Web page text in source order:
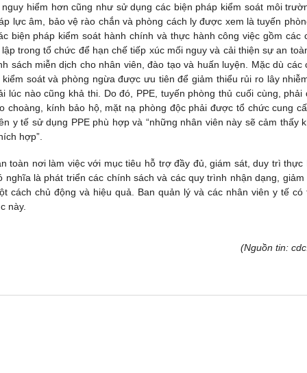
hiểm hơn cũng như sử dụng các biện pháp kiểm soát môi
lực âm, bảo vệ rào chắn và phòng cách ly được xem là tuyến
biện pháp kiểm soát hành chính và thực hành công việc gồm các
trong tổ chức để hạn chế tiếp xúc mối nguy và cải thiện sự an
sách miễn dịch cho nhân viên, đào tạo và huấn luyện. Mặc dù các
soát và phòng ngừa được ưu tiên để giảm thiểu rủi ro lây
lúc nào cũng khả thi. Do đó, PPE, tuyến phòng thủ cuối cùng, phải
choàng, kính bảo hộ, mặt nạ phòng độc phải được tổ chức cung
y tế sử dụng PPE phù hợp và “những nhân viên này sẽ cảm thấy
hợp”.
toàn nơi làm việc với mục tiêu hỗ trợ đầy đủ, giám sát, duy trì thực
là phát triển các chính sách và các quy trình nhận dạng, giảm
cách chủ động và hiệu quả. Ban quản lý và các nhân viên y tế có
này.
(Nguồn tin: